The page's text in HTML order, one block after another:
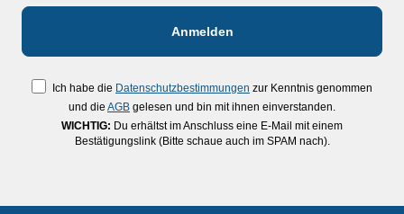
Ich habe die Datenschutzbestimmungen zur Kenntnis genommen
und die AGB gelesen und bin mit ihnen einverstanden.
WICHTIG: Du erhältst im Anschluss eine E-Mail mit einem
Bestätigungslink (Bitte schaue auch im SPAM nach).